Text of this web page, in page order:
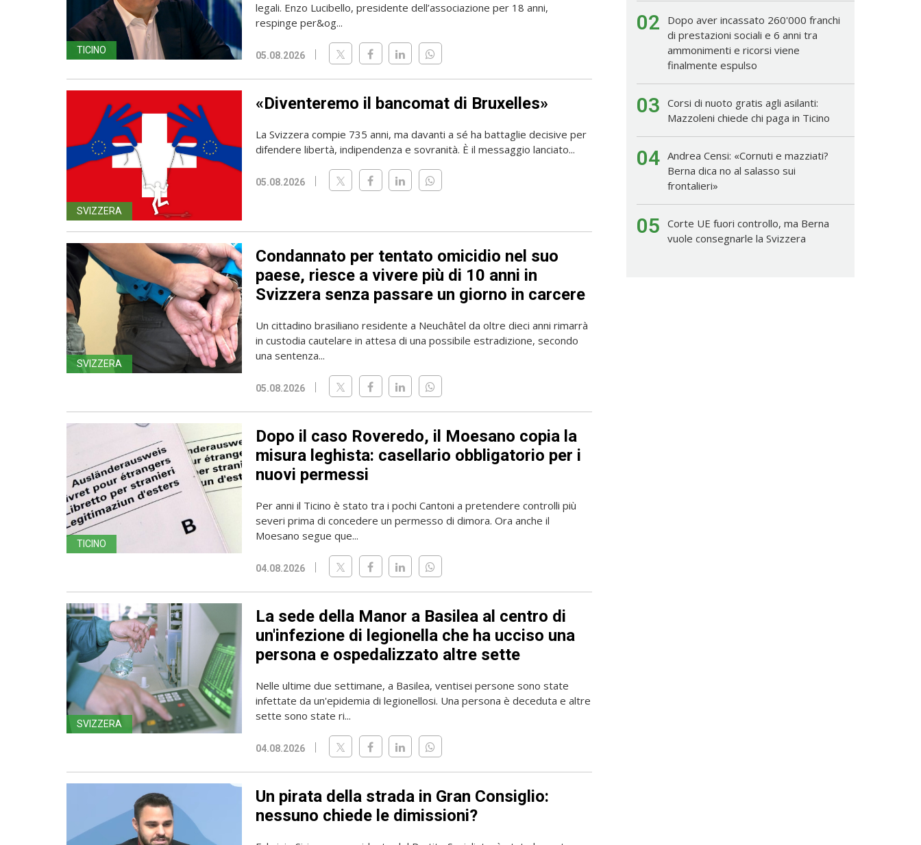
TICINO
legali. Enzo Lucibello, presidente dell’associazione per 18 anni,
respinge per&og...
05.08.2026
SVIZZERA
«Diventeremo il bancomat di Bruxelles»
La Svizzera compie 735 anni, ma davanti a sé ha battaglie decisive per
difendere libertà, indipendenza e sovranità. È il messaggio lanciato...
05.08.2026
SVIZZERA
Condannato per tentato omicidio nel suo
paese, riesce a vivere più di 10 anni in
Svizzera senza passare un giorno in carcere
Un cittadino brasiliano residente a Neuchâtel da oltre dieci anni rimarrà
in custodia cautelare in attesa di una possibile estradizione, secondo
una sentenza...
05.08.2026
TICINO
Dopo il caso Roveredo, il Moesano copia la
misura leghista: casellario obbligatorio per i
nuovi permessi
Per anni il Ticino è stato tra i pochi Cantoni a pretendere controlli più
severi prima di concedere un permesso di dimora. Ora anche il
Moesano segue que...
04.08.2026
SVIZZERA
La sede della Manor a Basilea al centro di
un'infezione di legionella che ha ucciso una
persona e ospedalizzato altre sette
Nelle ultime due settimane, a Basilea, ventisei persone sono state
infettate da un'epidemia di legionellosi. Una persona è deceduta e altre
sette sono state ri...
04.08.2026
Un pirata della strada in Gran Consiglio:
nessuno chiede le dimissioni?
02
Dopo aver incassato 260'000 franchi
di prestazioni sociali e 6 anni tra
ammonimenti e ricorsi viene
finalmente espulso
03 Corsi di nuoto gratis agli asilanti:
Mazzoleni chiede chi paga in Ticino
04 Andrea Censi: «Cornuti e mazziati?
Berna dica no al salasso sui
frontalieri»
05 Corte UE fuori controllo, ma Berna
vuole consegnarle la Svizzera